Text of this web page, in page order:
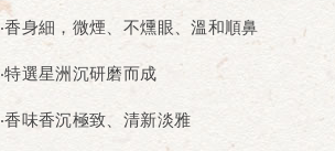
‧香身細，微煙、不燻眼、溫和順鼻
‧特選星洲沉研磨而成
‧香味香沉極致、清新淡雅